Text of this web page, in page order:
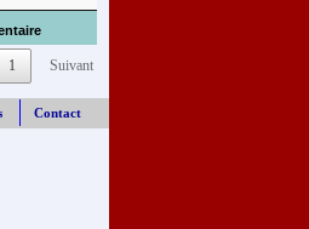
1 Suivant
Contact